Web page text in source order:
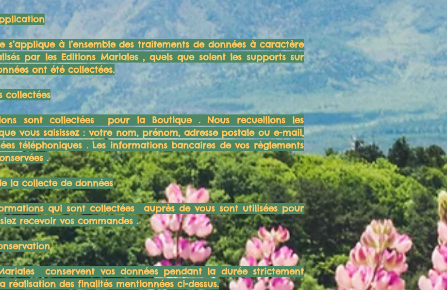
s’applique à l’ensemble des traitements de données à caractère
par les Editions Mariales , quels que soient les supports sur
ont été collectées.
collectées
sont collectées pour la Boutique . Nous recueillons les
vous saisissez : votre nom, prénom, adresse postale ou e-mail,
téléphoniques . Les informations bancaires de vos règlements
.
la collecte de données
qui sont collectées auprès de vous sont utilisées pour
recevoir vos commandes .
conservent vos données pendant la durée strictement
réalisation des finalités mentionnées ci-dessus.